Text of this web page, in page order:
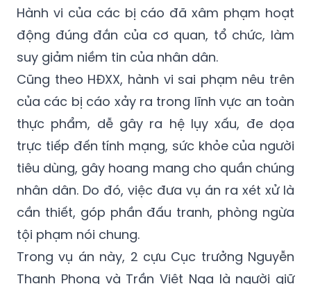
Hành vi của các bị cáo đã xâm phạm hoạt
động đúng đắn của cơ quan, tổ chức, làm
suy giảm niềm tin của nhân dân.
Cũng theo HĐXX, hành vi sai phạm nêu trên
của các bị cáo xảy ra trong lĩnh vực an toàn
thực phẩm, dễ gây ra hệ lụy xấu, đe dọa
trực tiếp đến tính mạng, sức khỏe của người
tiêu dùng, gây hoang mang cho quần chúng
nhân dân. Do đó, việc đưa vụ án ra xét xử là
cần thiết, góp phần đấu tranh, phòng ngừa
tội phạm nói chung.
Trong vụ án này, 2 cựu Cục trưởng Nguyễn
Thanh Phong và Trần Việt Nga là người giữ